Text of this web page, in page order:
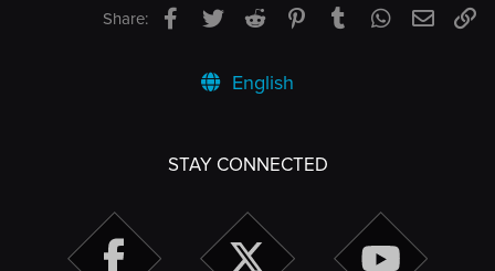
Share: Facebook
TwitterReddit PinterestTumblrWhatsApp
Email
English
STAY CONNECTED